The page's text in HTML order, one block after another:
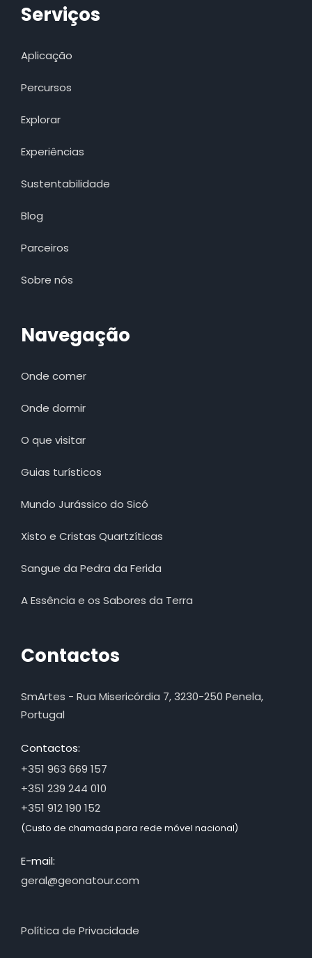
Serviços
Aplicação
Percursos
Explorar
Experiências
Sustentabilidade
Blog
Parceiros
Sobre nós
Navegação
Onde comer
Onde dormir
O que visitar
Guias turísticos
Mundo Jurássico do Sicó
Xisto e Cristas Quartzíticas
Sangue da Pedra da Ferida
A Essência e os Sabores da Terra
Contactos
SmArtes - Rua Misericórdia 7, 3230-250 Penela,
Portugal
Contactos:
+351 963 669 157
+351 239 244 010
+351 912 190 152
(Custo de chamada para rede móvel nacional)
E-mail:
geral@geonatour.com
Política de Privacidade